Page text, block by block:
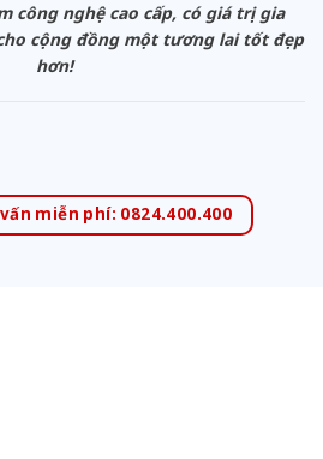
công nghệ cao cấp, có giá trị gia
cộng đồng một tương lai tốt đẹp
hơn!
miễn phí: 0824.400.400